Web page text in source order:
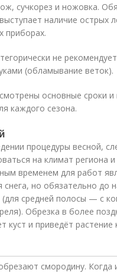
сучкорез и ножовка.
наличие острых
приборах.
не
(обламывание веток).
основные сроки и
каждого сезона.
процедуры весной,
на климат региона
временем для работ
снега, но обязательно до
(для средней полосы — с
Обрезка в более
куст и приведёт